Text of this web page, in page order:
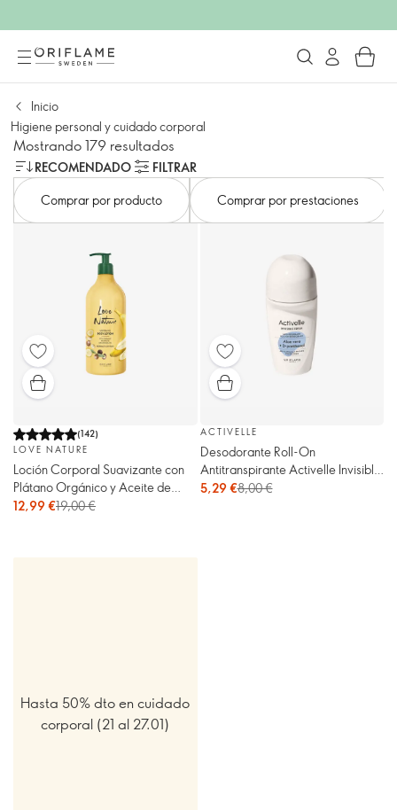
Inicio
Higiene personal y cuidado corporal
Mostrando 179 resultados
RECOMENDADO
FILTRAR
Comprar por producto
Comprar por prestaciones
(142)
LOVE NATURE
Loción Corporal Suavizante con
Plátano Orgánico y Aceite de
Macadamia Love Nature
12,99 €19,00 €
ACTIVELLE
Desodorante Roll-On
Antitranspirante Activelle Invisible
Fresh
5,29 €8,00 €
Hasta 50% dto en cuidado
corporal (21 al 27.01)